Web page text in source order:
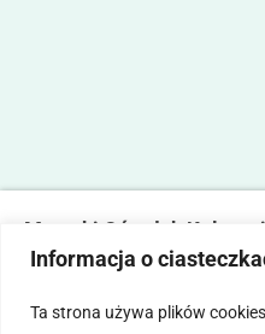
Informacja o
Ta strona używa plików
Marecki Ośrodek Kultury
ul. Fabryczna 2, 05-270